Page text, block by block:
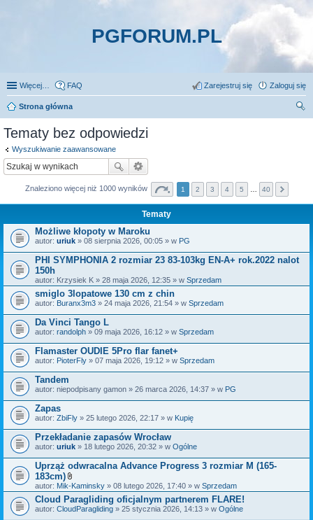
PGFORUM.PL
Więcej… FAQ Zaloguj się
Zarejestruj się
Strona główna
Tematy bez odpowiedzi
Wyszukiwanie zaawansowane
Znaleziono więcej niż 1000 wyników 1 2 3 4 5 40
Tematy
Możliwe kłopoty w Maroku
autor: uriuk » 08 sierpnia 2026, 00:05 » w PG
PHI SYMPHONIA 2 rozmiar 23 83-103kg EN-A+ rok.2022 nalot
150h
autor: Krzysiek K » 28 maja 2026, 12:35 » w Sprzedam
smiglo 3lopatowe 130 cm z chin
autor: Buranx3m3 » 24 maja 2026, 21:54 » w Sprzedam
Da Vinci Tango L
autor: randolph » 09 maja 2026, 16:12 » w Sprzedam
Flamaster OUDIE 5Pro flar fanet+
autor: PioterFly » 07 maja 2026, 19:12 » w Sprzedam
Tandem
autor: niepodpisany gamon » 26 marca 2026, 14:37 » w PG
Zapas
autor: ZbiFly » 25 lutego 2026, 22:17 » w Kupię
Przekładanie zapasów Wrocław
autor: uriuk » 18 lutego 2026, 20:32 » w Ogólne
Uprząż odwracalna Advance Progress 3 rozmiar M (165-
183cm)
Z
a
ł
ą
autor: Mik-Kaminsky » 08 lutego 2026, 17:40 » w Sprzedam
Cloud Paragliding oficjalnym partnerem FLARE!
autor: CloudParagliding » 25 stycznia 2026, 14:13 » w Ogólne